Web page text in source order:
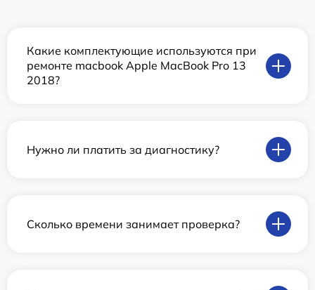
Какие комплектующие используются при
ремонте macbook Apple MacBook Pro 13
2018?
Нужно ли платить за диагностику?
Сколько времени занимает проверка?